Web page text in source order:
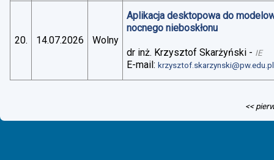
20. 14.07.2026 Wolny
Aplikacja desktopowa do
nocnego nieboskłonu
dr inż. Krzysztof Skarżyński - IE
E-mail:krzysztof.skarzynski@pw.edu.pl
<<